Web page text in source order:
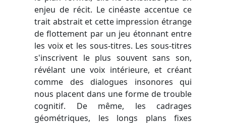
enjeu de récit. Le cinéaste accentue ce
trait abstrait et cette impression étrange
de flottement par un jeu étonnant entre
les voix et les sous-titres. Les sous-titres
s'inscrivent le plus souvent sans son,
révélant une voix intérieure, et créant
comme des dialogues insonores qui
nous placent dans une forme de trouble
cognitif. De même, les cadrages
géométriques, les longs plans fixes